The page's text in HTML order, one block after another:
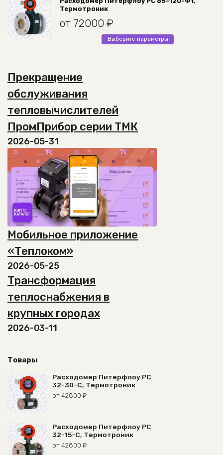
на
можно
Термотроник
от 72000 ₽
Выберите параметры
Этот
на
странице
Прекращение
обслуживания
тепловычислителей
ПромПрибор серии ТМК
2026-05-31
Мобильное приложение
«Теплоком»
2026-05-25
Трансформация
теплоснабжения в
крупных городах
2026-03-11
Товары
Расходомер Питерфлоу РС
32-30-С, Термотроник
от 42800 ₽
Расходомер Питерфлоу РС
32-15-С, Термотроник
от 42800 ₽